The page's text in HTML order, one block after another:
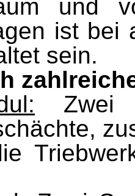
und
ist bei
sein.
Zwei